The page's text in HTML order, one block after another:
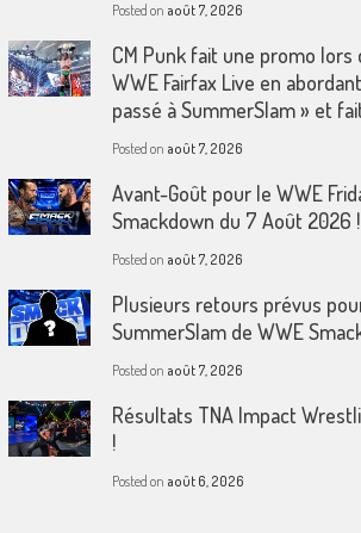
Posted on août 7, 2026
CM Punk fait une promo lors
WWE Fairfax Live en
passé à SummerSlam » et
Posted on août 7, 2026
Avant-Goût pour le WWE
Smackdown du 7 Août 2026 !
Posted on août 7, 2026
Plusieurs retours prévus
SummerSlam de WWE
Posted on août 7, 2026
Résultats TNA Impact
!
Posted on août 6, 2026